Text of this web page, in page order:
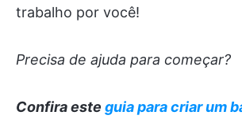
trabalho por você!
Precisa de ajuda para começar?
Confira este guia para criar um